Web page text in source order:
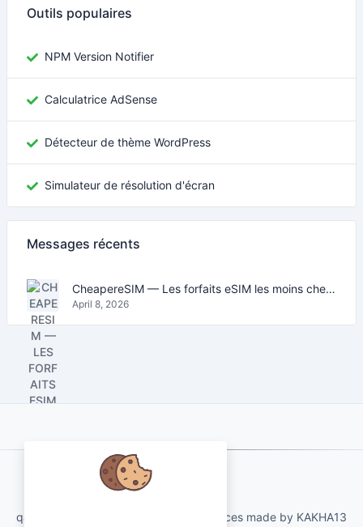
Outils populaires
NPM Version Notifier
Calculatrice AdSense
Détecteur de thème WordPress
Simulateur de résolution d'écran
Messages récents
CheapereSIM — Les forfaits eSIM les moins chers pour voyager en 2026
April 8, 2026
qartvelo.com free online tools and services made by KAKHA13